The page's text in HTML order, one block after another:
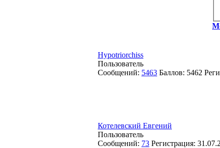
Hypotriorchiss
Пользователь
Сообщений: 5463 Баллов: 5462
Котелевский Евгений
Пользователь
Сообщений: 73 Регистрация: